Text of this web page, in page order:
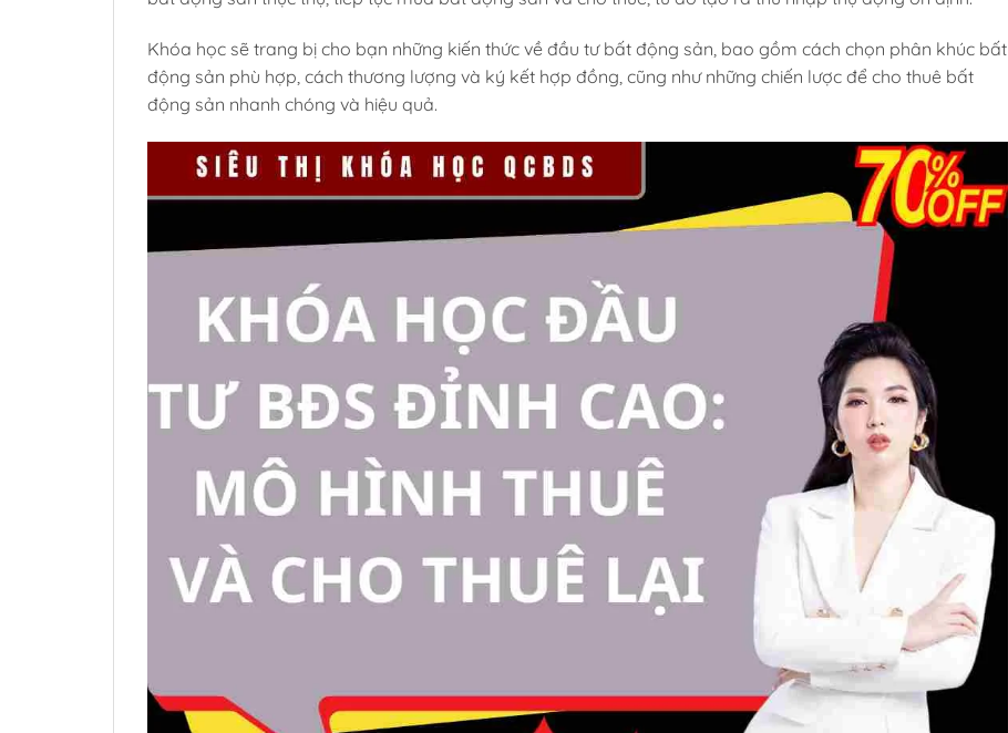
Khóa học sẽ trang bị cho bạn những kiến thức về đầu tư bất động sản, bao gồm cách chọn phân khúc bất
động sản phù hợp, cách thương lượng và ký kết hợp đồng, cũng như những chiến lược để cho thuê bất
động sản nhanh chóng và hiệu quả.